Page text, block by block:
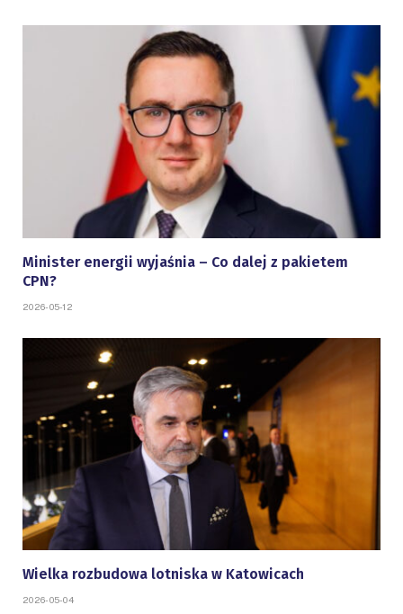
Minister energii wyjaśnia – Co dalej z pakietem
CPN?
2026-05-12
Wielka rozbudowa lotniska w Katowicach
2026-05-04